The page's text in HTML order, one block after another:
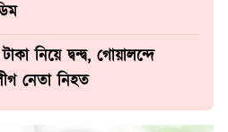
নিয়ে দ্বন্দ্ব, গোয়ালন্দে
নেতা নিহত